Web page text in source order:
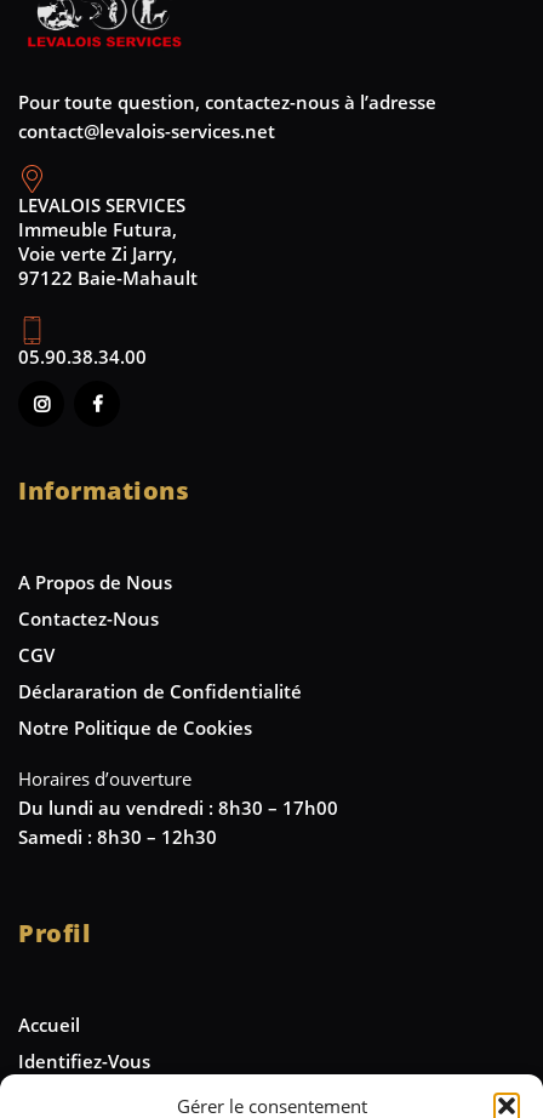
Gérer le consentement
Pour toute question, contactez-nous à l’adresse
contact@levalois-services.net
LEVALOIS SERVICES
Immeuble Futura,
Voie verte Zi Jarry,
97122 Baie-Mahault
05.90.38.34.00
Informations
A Propos de Nous
Contactez-Nous
CGV
Déclararation de Confidentialité
Notre Politique de Cookies
Horaires d’ouverture
Du lundi au vendredi : 8h30 – 17h00
Samedi : 8h30 – 12h30
Profil
Accueil
Identifiez-Vous